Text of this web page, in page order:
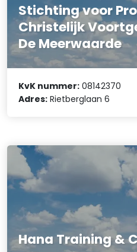
Stichting voor
Christelijk
De Meerwaarde
KvK nummer: 08142370
Adres: Rietberglaan 6
Hana Training &